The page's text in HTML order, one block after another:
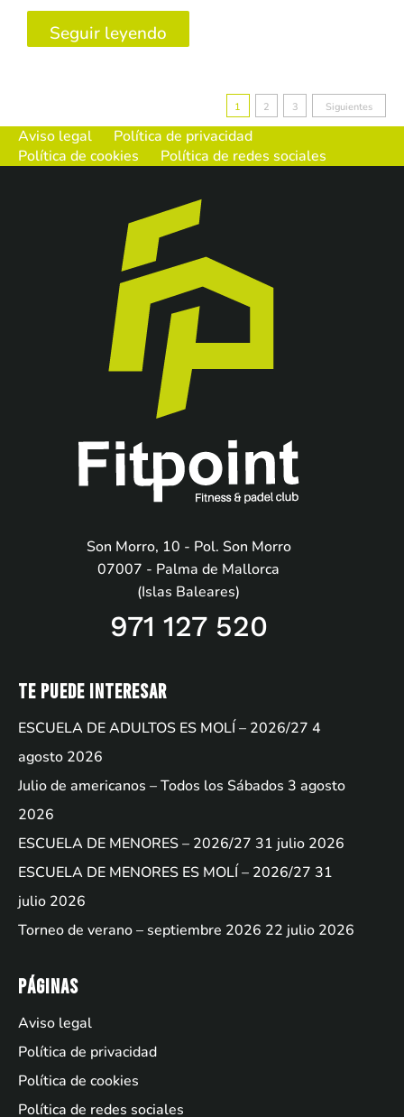
VI
Navidad
–
Seguir leyendo
Paginación
de
entradas
1 2 3 Siguientes
Aviso legal
Política de privacidad
Política de cookies
Política de redes sociales
Son Morro, 10 - Pol. Son Morro
07007 - Palma de Mallorca
(Islas Baleares)
971 127 520
Te puede interesar
ESCUELA DE ADULTOS ES MOLÍ – 2026/27 4
agosto 2026
Julio de americanos – Todos los Sábados 3 agosto
2026
ESCUELA DE MENORES – 2026/27 31 julio 2026
ESCUELA DE MENORES ES MOLÍ – 2026/27 31
julio 2026
Torneo de verano – septiembre 2026 22 julio 2026
Páginas
Aviso legal
Política de privacidad
Política de cookies
Política de redes sociales